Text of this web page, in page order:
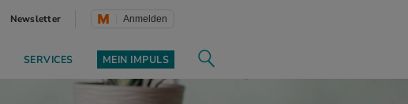
Newsletter Anmelden
SERVICES MEIN IMPULS